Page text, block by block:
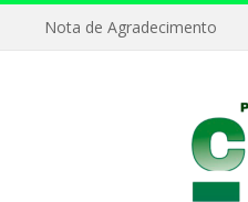
Nota de Agradecimento